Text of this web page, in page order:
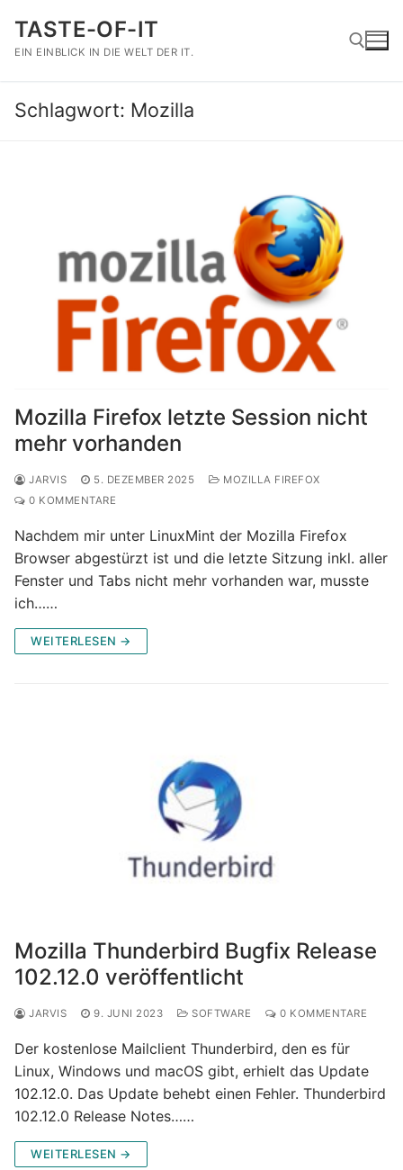
Inhalt
springen
TASTE-OF-IT
EIN EINBLICK IN DIE WELT DER IT.
Schlagwort: Mozilla
Mozilla Firefox letzte Session nicht
mehr vorhanden
JARVIS 5. DEZEMBER 2025
MOZILLA FIREFOX
0 KOMMENTARE
Nachdem mir unter LinuxMint der Mozilla Firefox
Browser abgestürzt ist und die letzte Sitzung inkl. aller
Fenster und Tabs nicht mehr vorhanden war, musste
ich……
WEITERLESEN →
Mozilla Thunderbird Bugfix Release
102.12.0 veröffentlicht
JARVIS 9. JUNI 2023 SOFTWARE 0 KOMMENTARE
Der kostenlose Mailclient Thunderbird, den es für
Linux, Windows und macOS gibt, erhielt das Update
102.12.0. Das Update behebt einen Fehler. Thunderbird
102.12.0 Release Notes……
WEITERLESEN →